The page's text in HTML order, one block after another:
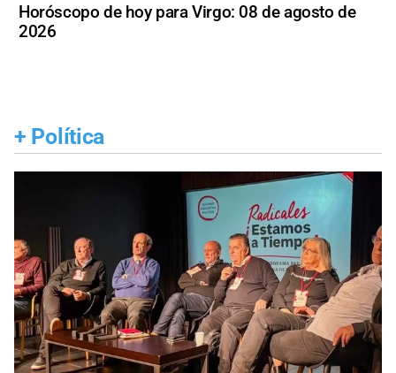
Horóscopo de hoy para Virgo: 08 de agosto de
2026
+ Política